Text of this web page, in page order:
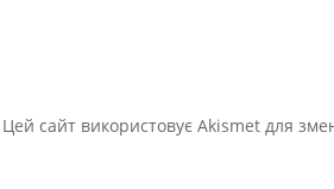
Цей сайт використовує Akismet для